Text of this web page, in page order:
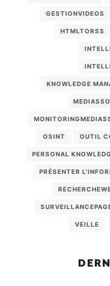
GESTIONVIDEOS
HTMLTORSS
KNOWLEDGE
OSINT OUTIL
PERSONAL
PRÉSENTER
VEILLE